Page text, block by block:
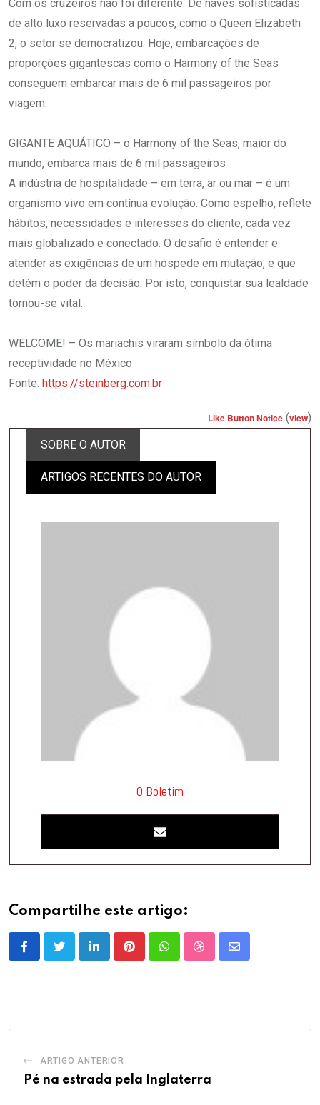
Com os cruzeiros não foi diferente. De naves sofisticadas
de alto luxo reservadas a poucos, como o Queen Elizabeth
2, o setor se democratizou. Hoje, embarcações de
proporções gigantescas como o Harmony of the Seas
conseguem embarcar mais de 6 mil passageiros por
viagem.
GIGANTE AQUÁTICO – o Harmony of the Seas, maior do
mundo, embarca mais de 6 mil passageiros
A indústria de hospitalidade – em terra, ar ou mar – é um
organismo vivo em contínua evolução. Como espelho, reflete
hábitos, necessidades e interesses do cliente, cada vez
mais globalizado e conectado. O desafio é entender e
atender as exigências de um hóspede em mutação, e que
detém o poder da decisão. Por isto, conquistar sua lealdade
tornou-se vital.
WELCOME! – Os mariachis viraram símbolo da ótima
receptividade no México
Fonte: https://steinberg.com.br
Like Button Notice (view)
SOBRE O AUTOR
ARTIGOS RECENTES DO AUTOR
O Boletim
Compartilhe este artigo:
LinkedInPinterestWhatsappStumbleUpon
Share
ARTIGO ANTERIOR
Pé na estrada pela Inglaterra